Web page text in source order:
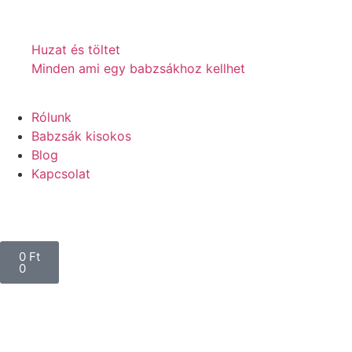
Huzat és töltet
Minden ami egy babzsákhoz kellhet
Rólunk
Babzsák kisokos
Blog
Kapcsolat
0 Ft
0